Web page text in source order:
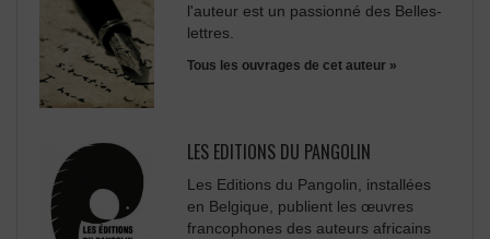
l'auteur est un passionné des Belles-
lettres.
Tous les ouvrages de cet auteur »
LES EDITIONS DU PANGOLIN
Les Editions du Pangolin, installées
en Belgique, publient les œuvres
francophones des auteurs africains